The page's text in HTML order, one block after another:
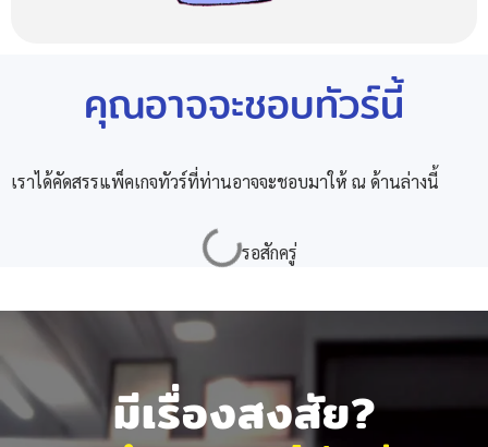
คุณอาจจะชอบทัวร์นี้
เราได้คัดสรรแพ็คเกจทัวร์ที่ท่านอาจจะชอบมาให้ ณ ด้านล่างนี้
มีเรื่องสงสัย?